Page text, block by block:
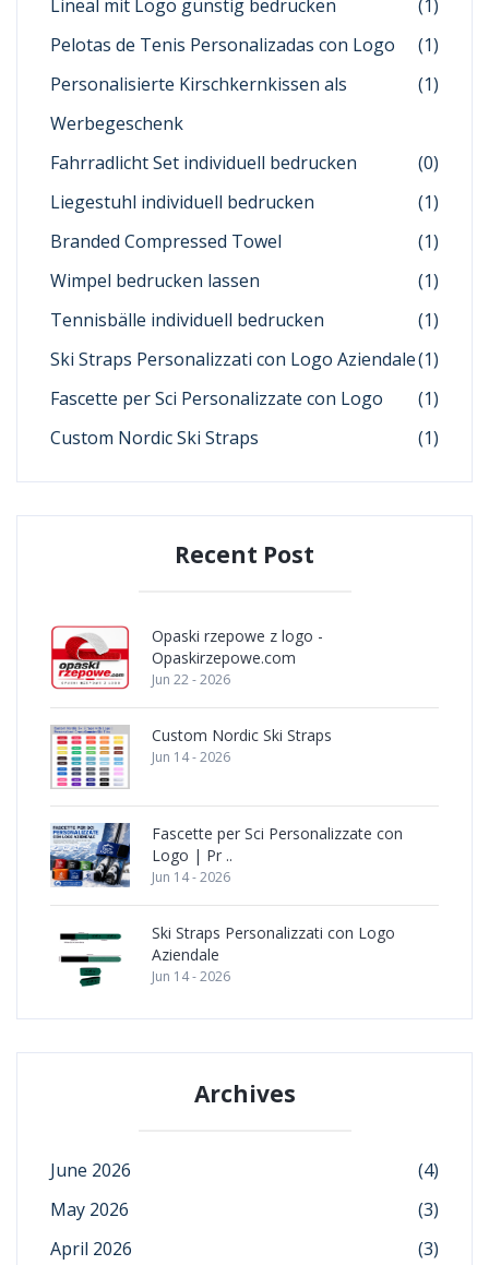
Lineal mit Logo günstig bedrucken
(1)
Pelotas de Tenis Personalizadas con Logo
(1)
Personalisierte Kirschkernkissen als
Werbegeschenk
(1)
Fahrradlicht Set individuell bedrucken
(0)
Liegestuhl individuell bedrucken
(1)
Branded Compressed Towel
(1)
Wimpel bedrucken lassen
(1)
Tennisbälle individuell bedrucken
(1)
Ski Straps Personalizzati con Logo Aziendale(1)
Fascette per Sci Personalizzate con Logo
(1)
Custom Nordic Ski Straps
(1)
Recent Post
Opaski rzepowe z logo -
Opaskirzepowe.com
Jun 22 - 2026
Custom Nordic Ski Straps
Jun 14 - 2026
Fascette per Sci Personalizzate con
Logo | Pr ..
Jun 14 - 2026
Ski Straps Personalizzati con Logo
Aziendale
Jun 14 - 2026
Archives
June 2026
(4)
May 2026
(3)
April 2026
(3)